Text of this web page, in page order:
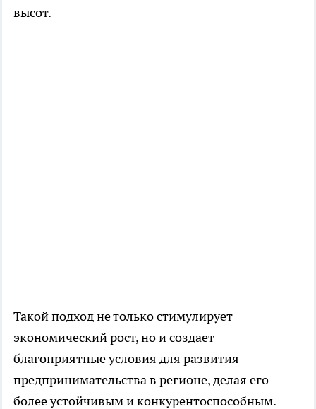
высот.
Такой подход не только стимулирует
экономический рост, но и создает
благоприятные условия для развития
предпринимательства в регионе, делая его
более устойчивым и конкурентоспособным.